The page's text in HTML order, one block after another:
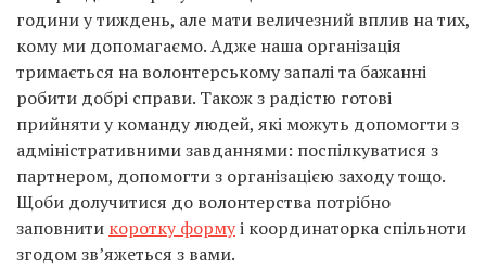
години у тиждень, але мати величезний вплив на тих,
кому ми допомагаємо. Адже наша організація
тримається на волонтерському запалі та бажанні
робити добрі справи. Також з радістю готові
прийняти у команду людей, які можуть допомогти з
адміністративними завданнями: поспілкуватися з
партнером, допомогти з організацією заходу тощо.
Щоби долучитися до волонтерства потрібно
заповнити коротку формуі координаторка спільноти
згодом звʼяжеться з вами.